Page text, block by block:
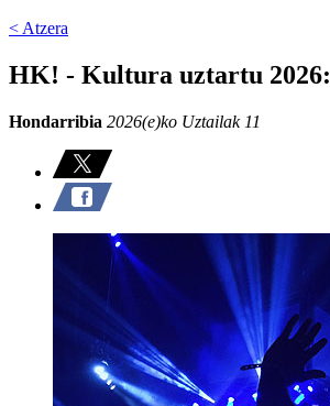
< Atzera
HK! - Kultura uztartu
Hondarribia 2026(e)ko Uztailak 11